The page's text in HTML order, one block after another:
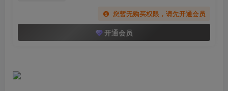
您暂无购买权限，请先开通会员
开通会员